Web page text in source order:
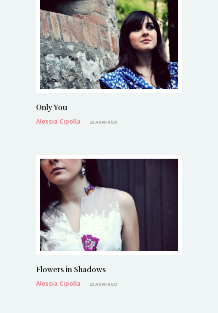
Only You
Alessia Cipolla
13 ANNI AGO
Flowers in Shadows
Alessia Cipolla
13 ANNI AGO